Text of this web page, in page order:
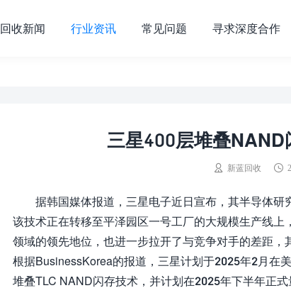
回收新闻 行业资讯 常见问题 寻求深度合作
三星400层堆叠
新蓝回收
据韩国媒体报道，三星电子近日宣布，其半导体
该技术正在转移至平泽园区一号工厂的大规模生产线
领域的领先地位，也进一步拉开了与竞争对手的差距，
根据BusinessKorea的报道，三星计划于2025年2月在
堆叠TLC NAND闪存技术，并计划在2025年下半年正